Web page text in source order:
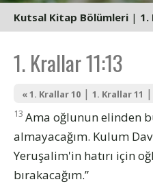
Kutsal Kitap Bölümleri | 1.
1. Krallar 11:13
« 1. Krallar 10 | 1. Krallar 11 |
13 Ama oğlunun elinden
almayacağım. Kulum
Yeruşalim'in hatırı için
bırakacağım.”